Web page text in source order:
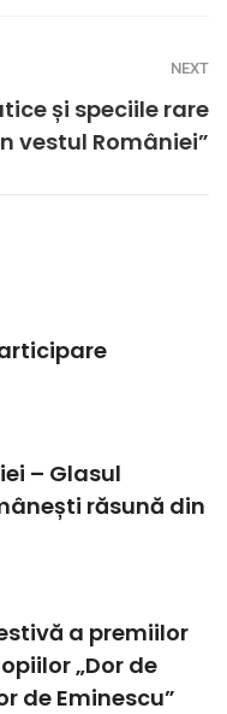
NEXT
și speciile rare
vestul României”
– Glasul
răsună din
a premiilor
„Dor de
de Eminescu”